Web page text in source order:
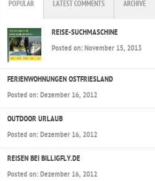
POPULAR LATEST COMMENTS ARCHIVE
REISE-SUCHMASCHINE
Posted on: November 15, 2013
FERIENWOHNUNGEN OSTFRIESLAND
Posted on: Dezember 16, 2012
OUTDOOR URLAUB
Posted on: Dezember 16, 2012
REISEN BEI BILLIGFLY.DE
Posted on: Dezember 16, 2012